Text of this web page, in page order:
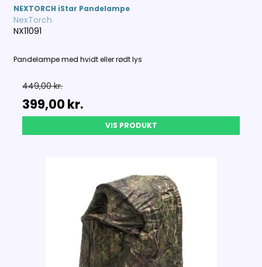
NEXTORCH iStar Pandelampe
NexTorch
NX11091
Pandelampe med hvidt eller rødt lys
449,00 kr.
399,00 kr.
VIS PRODUKT